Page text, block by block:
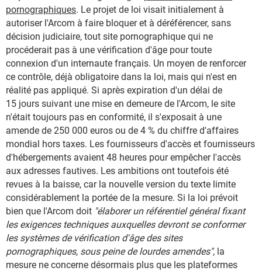
pornographiques. Le projet de loi visait initialement à
autoriser l'Arcom à faire bloquer et à déréférencer, sans
décision judiciaire, tout site pornographique qui ne
procéderait pas à une vérification d'âge pour toute
connexion d'un internaute français. Un moyen de renforcer
ce contrôle, déjà obligatoire dans la loi, mais qui n'est en
réalité pas appliqué. Si après expiration d'un délai de
15 jours suivant une mise en demeure de l'Arcom, le site
n'était toujours pas en conformité, il s'exposait à une
amende de 250 000 euros ou de 4 % du chiffre d'affaires
mondial hors taxes. Les fournisseurs d'accès et fournisseurs
d'hébergements avaient 48 heures pour empêcher l'accès
aux adresses fautives. Les ambitions ont toutefois été
revues à la baisse, car la nouvelle version du texte limite
considérablement la portée de la mesure. Si la loi prévoit
bien que l'Arcom doit "élaborer un référentiel général fixant
les exigences techniques auxquelles devront se conformer
les systèmes de vérification d'âge des sites
pornographiques, sous peine de lourdes amendes", la
mesure ne concerne désormais plus que les plateformes